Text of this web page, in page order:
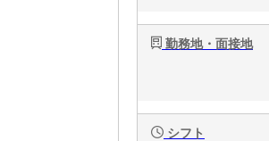
勤務地・面接地
シフト